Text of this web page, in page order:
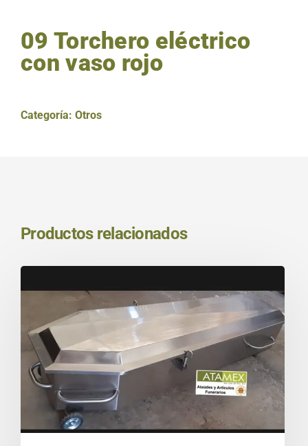
09 Torchero eléctrico
con vaso rojo
Categoría: Otros
Productos relacionados